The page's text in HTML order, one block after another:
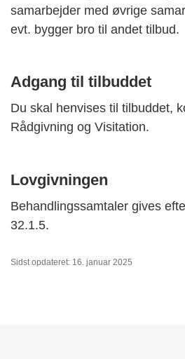
samarbejder med øvrige
evt. bygger bro til andet tilbud.
Adgang til tilbuddet
Du skal henvises til tilbuddet,
Rådgivning og Visitation.
Lovgivningen
Behandlingssamtaler gives
32.1.5.
Sidst opdateret: 16. januar 2025